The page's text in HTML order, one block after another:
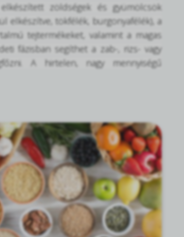
zöldségek és gyümölcsök
elkészítve, tökfélék, burgonyafélék), a
tejtermékeket, valamint a magas
fázisban segíthet a zab-, rizs- vagy
A hirtelen, nagy mennyiségű